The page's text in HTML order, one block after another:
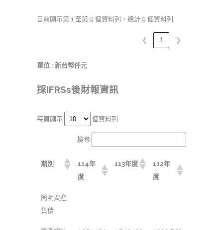
目前顯示第 1 至第 9 個資料列，總計 9 個資料列
❮ 1 ❯
單位 : 新台幣仟元
採IFRSs後財報資訊
每頁顯示 個資料列
搜尋:
期別
114年
度
113年度
112年
度
簡明資產
負債